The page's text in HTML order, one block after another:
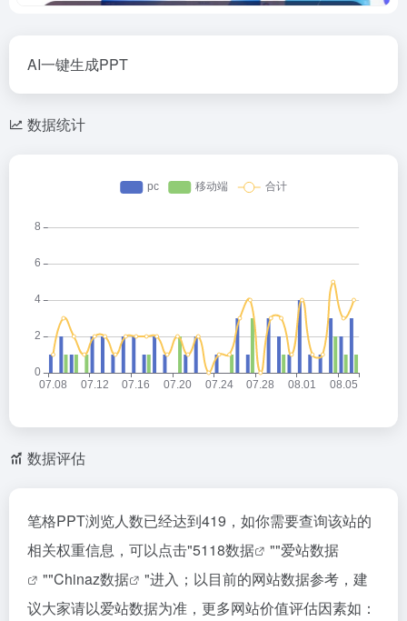
AI一键生成PPT
数据统计
数据评估
笔格PPT浏览人数已经达到419，如你需要查询该站的
相关权重信息，可以点击"5118数据 ""爱站数据
""Chinaz数据
"进入；以目前的网站数据参考，建
议大家请以爱站数据为准，更多网站价值评估因素如：